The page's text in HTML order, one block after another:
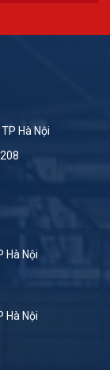
Hà Nội
Hà Nội
Hà Nội